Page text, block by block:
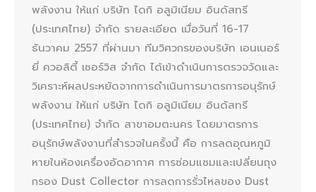
พลังงาน ให้แก่ บริษัท ไดกิ อลูมิเนียม อินดัสทรี
(ประเทศไทย) จำกัด รายละเอียด เมื่อวันที่ 16-17
ธันวาคม 2557 ที่ผ่านมา ทีมวิศวกรของบริษัท เอนเนอร์
ยี่ ควอลิตี้ เซอร์วิส จำกัด ได้เข้าดำเนินการตรวจวัดและ
วิเคราะห์ผลประหยัดจากการดำเนินการมาตรการอนุรักษ์
พลังงาน ให้แก่ บริษัท ไดกิ อลูมิเนียม อินดัสทรี
(ประเทศไทย) จำกัด สาขาอมตะนคร โดยมาตรการ
อนุรักษ์พลังงานที่สำรวจในครั้งนี้ คือ การลดอุณหภูมิ
หายในห้องเครื่องอัดอากาศ การซ่อมแซมและเปลี่ยนถุง
กรอง Dust Collector การลดการรั่วไหลของ Dust